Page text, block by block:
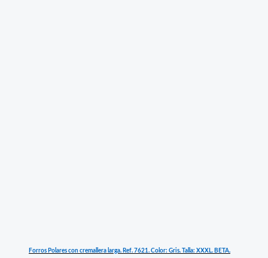
Forros Polares con cremallera larga. Ref. 7621. Color: Gris. Talla: XXXL. BETA.